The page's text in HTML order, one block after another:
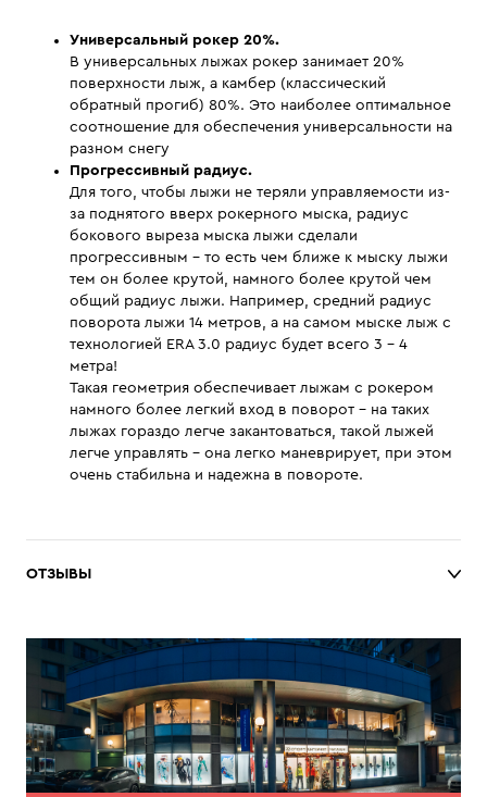
Универсальный рокер 20%.
В универсальных лыжах рокер занимает 20%
поверхности лыж, а камбер (классический
обратный прогиб) 80%. Это наиболее оптимальное
соотношение для обеспечения универсальности на
разном снегу
Прогрессивный радиус.
Для того, чтобы лыжи не теряли управляемости из-
за поднятого вверх рокерного мыска, радиус
бокового выреза мыска лыжи сделали
прогрессивным – то есть чем ближе к мыску лыжи
тем он более крутой, намного более крутой чем
общий радиус лыжи. Например, средний радиус
поворота лыжи 14 метров, а на самом мыске лыж с
технологией ERA 3.0 радиус будет всего 3 - 4
метра!
Такая геометрия обеспечивает лыжам с рокером
намного более легкий вход в поворот – на таких
лыжах гораздо легче закантоваться, такой лыжей
легче управлять - она легко маневрирует, при этом
очень стабильна и надежна в повороте.
ОТЗЫВЫ